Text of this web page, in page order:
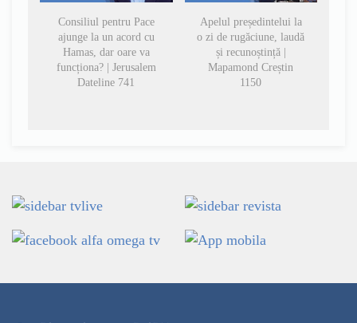
Consiliul pentru Pace
ajunge la un acord cu
Hamas, dar oare va
funcționa? | Jerusalem
Dateline 741
Apelul președintelui la
o zi de rugăciune, laudă
și recunoștință |
Mapamond Creștin
1150